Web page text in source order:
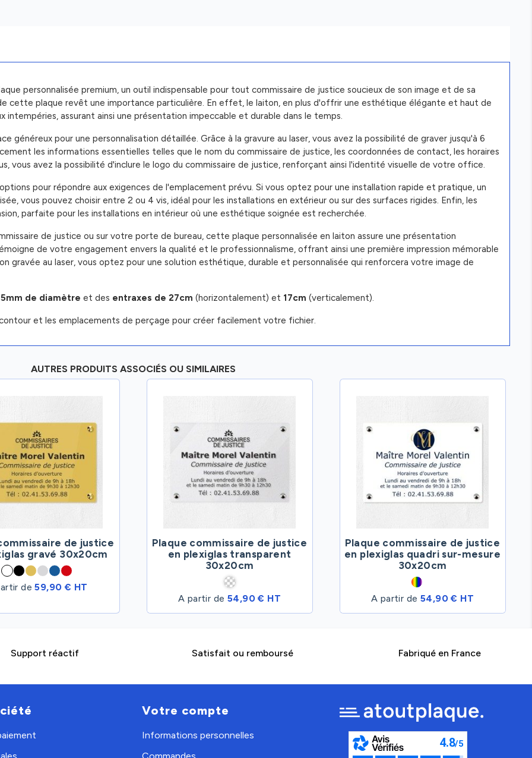
personnalisée premium, un outil indispensable pour tout commissaire de justice soucieux de son image et de sa
cette plaque revêt une importance particulière. En effet, le laiton, en plus d'offrir une esthétique élégante et haut de
intempéries, assurant ainsi une présentation impeccable et durable dans le temps.
généreux pour une personnalisation détaillée. Grâce à la gravure au laser, vous avez la possibilité de graver jusqu'à 6
les informations essentielles telles que le nom du commissaire de justice, les coordonnées de contact, les horaires
avez la possibilité d'inclure le logo du commissaire de justice, renforçant ainsi l'identité visuelle de votre office.
pour répondre aux exigences de l'emplacement prévu. Si vous optez pour une installation rapide et pratique, un
vous pouvez choisir entre 2 ou 4 vis, idéal pour les installations en extérieur ou sur des surfaces rigides. Enfin, les
parfaite pour les installations en intérieur où une esthétique soignée est recherchée.
de justice ou sur votre porte de bureau, cette plaque personnalisée en laiton assure une présentation
de votre engagement envers la qualité et le professionnalisme, offrant ainsi une première impression mémorable
gravée au laser, vous optez pour une solution esthétique, durable et personnalisée qui renforcera votre image de
de diamètre et des entraxes de 27cm (horizontalement) et 17cm (verticalement).
et les emplacements de perçage pour créer facilement votre fichier.
AUTRES PRODUITS ASSOCIÉS OU SIMILAIRES
de justice
gravé 30x20cm
de59,90 € HT
Plaque commissaire de justice
en plexiglas transparent
30x20cm
A partir de 54,90 € HT
Plaque commissaire de justice
en plexiglas quadri sur-mesure
30x20cm
A partir de 54,90 € HT
Support réactif Satisfait ou remboursé Fabriqué en France
Votre compte
Informations personnelles
Commandes